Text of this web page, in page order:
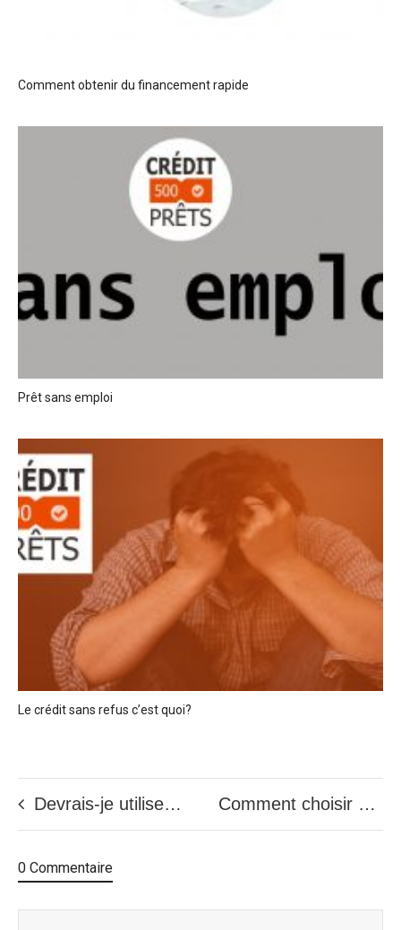
Comment obtenir du financement rapide
Prêt sans emploi
Le crédit sans refus c’est quoi?
Devrais-je utiliser un prêt pour rembourser ma dette de crédit? Comment choisir votre prêt personnel au Canada ?
0 Commentaire